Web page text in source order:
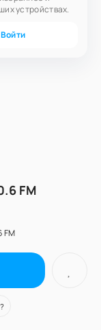
устройствах.
Войти
FM
FM